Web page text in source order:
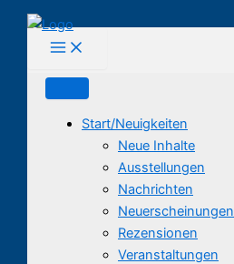
Inhalt
springen
Start/Neuigkeiten
Neue Inhalte
Ausstellungen
Nachrichten
Neuerscheinungen
Rezensionen
Veranstaltungen